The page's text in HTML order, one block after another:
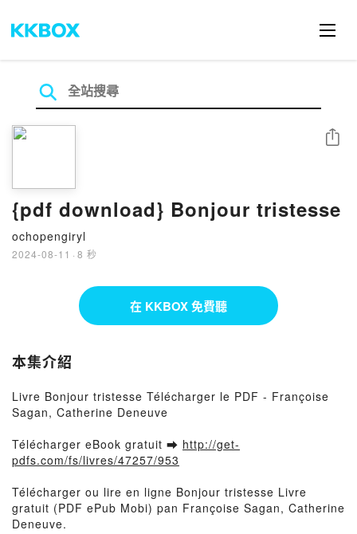
{pdf download} Bonjour tristesse
ochopengiryl
2024-08-11 · 8 秒
分享
在 KKBOX 免費聽
本集介紹
Livre Bonjour tristesse Télécharger le PDF - Françoise
Sagan, Catherine Deneuve
Télécharger eBook gratuit ➡ http://get-
pdfs.com/fs/livres/47257/953
Télécharger ou lire en ligne Bonjour tristesse Livre
gratuit (PDF ePub Mobi) pan Françoise Sagan, Catherine
Deneuve.